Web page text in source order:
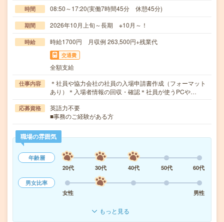
時間 08:50～17:20(実働7時間45分 休憩45分)
期間 2026年10月上旬～長期 ※10月～！
時給 時給1700円 月収例 263,500円+残業代
交通費
全額支給
仕事内容
＊社員や協力会社の社員の入場申請書作成（フォーマット
あり）＊入場者情報の回収・確認＊社員が使うPCや…
応募資格
英語力不要
■事務のご経験がある方
職場の雰囲気
年齢層
20代
30代 40代 50代
60代
男女比率
女性
男性
もっと見る